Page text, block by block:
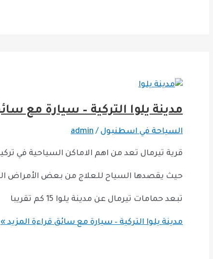
مدينة يلوا التركية – سيارة مع
السياحة في اسطنبول /
admin
قرية تيرمال تعد من اهم الاماكن السياحية في تركيا و
حيث يقصدها السياح للعلاج من بعض الأمراض
تبعد حمامات تيرمال عن مدينة يلوا 15 كم تقريبا
مدينة يلوا التركية – سيارة مع سائققراءة المزيد »